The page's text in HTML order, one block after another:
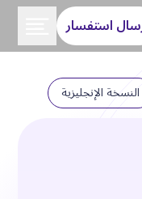
استفسار
النسخة الإنجليزية